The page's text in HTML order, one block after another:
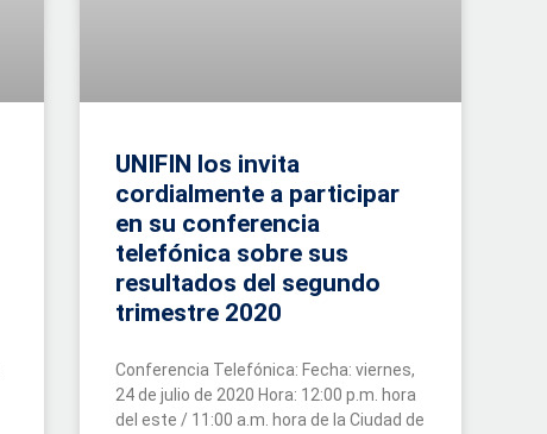
UNIFIN los invita
cordialmente a participar
en su conferencia
telefónica sobre sus
resultados del segundo
trimestre 2020
Conferencia Telefónica: Fecha: viernes,
24 de julio de 2020 Hora: 12:00 p.m. hora
del este / 11:00 a.m. hora de la Ciudad de